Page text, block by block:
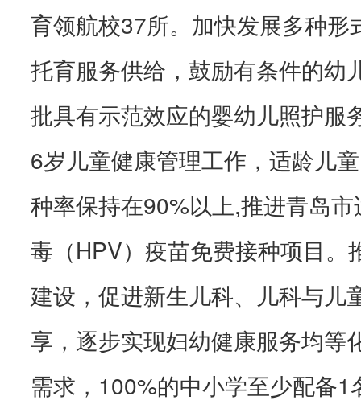
育领航校37所。加快发展多种形
托育服务供给，鼓励有条件的幼
批具有示范效应的婴幼儿照护
6岁儿童健康管理工作，适龄儿
种率保持在90%以上,推进青岛
毒（HPV）疫苗免费接种项目。
建设，促进新生儿科、儿科与儿
享，逐步实现妇幼健康服务均等
需求，100%的中小学至少配备1